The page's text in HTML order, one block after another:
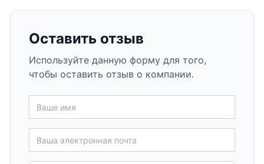
Оставить отзыв
Используйте данную форму для того,
чтобы оставить отзыв о компании.